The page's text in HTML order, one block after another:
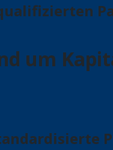
um